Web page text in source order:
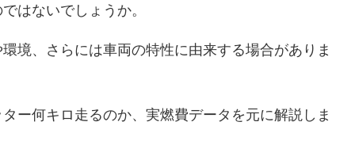
はないでしょうか。
境、さらには車両の特性に由来する場合がありま
ー何キロ走るのか、実燃費データを元に解説しま